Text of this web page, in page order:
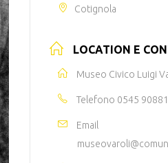
Cotignola
LOCATION E
Museo Civico Luigi
Telefono 0545
Email